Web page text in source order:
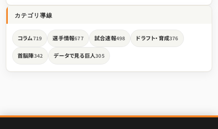
カテゴリ導線
コラム719 選手情報677 試合速報498 ドラフト・育成376
首脳陣342 データで見る巨人305